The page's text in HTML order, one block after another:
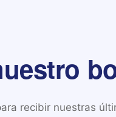
recibir nuestras